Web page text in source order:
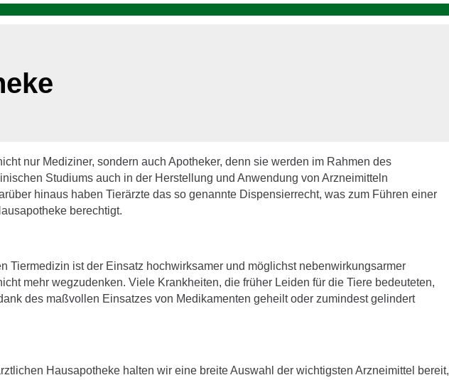
nur Mediziner, sondern auch Apotheker, denn sie werden im Rahmen des
Studiums auch in der Herstellung und Anwendung von Arzneimitteln
hinaus haben Tierärzte das so genannte Dispensierrecht, was zum Führen einer
berechtigt.
Tiermedizin ist der Einsatz hochwirksamer und möglichst nebenwirkungsarmer
mehr wegzudenken. Viele Krankheiten, die früher Leiden für die Tiere bedeuteten,
des maßvollen Einsatzes von Medikamenten geheilt oder zumindest gelindert
Hausapotheke halten wir eine breite Auswahl der wichtigsten Arzneimittel bereit,